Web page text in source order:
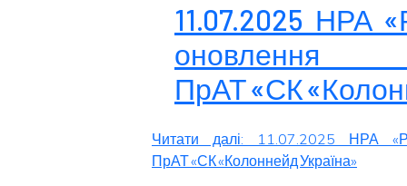
11.07.2025 НРА
ПрАТ «СК
Читати далі: 11.07.2025 НРА
ПрАТ «СК «Колоннейд Україна»